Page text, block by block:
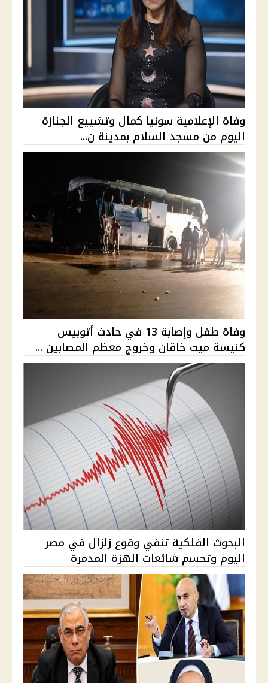
وفاة الإعلامية سونيا كمال وتشييع الجنازة
اليوم من مسجد السلام بمدينة ن...
وفاة طفل وإصابة 13 في حادث أتوبيس
كنيسة ميت خاقان وخروج معظم المصابين ...
البحوث الفلكية تنفي وقوع زلزال في مصر
اليوم وتحسم شائعات الهزة المدمرة